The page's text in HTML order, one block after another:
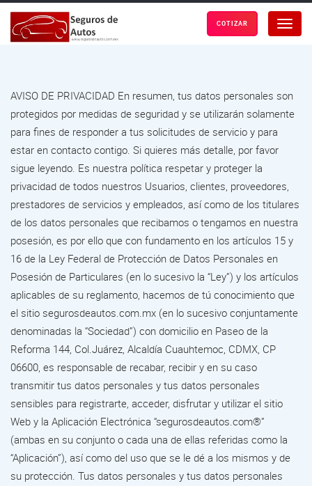
Menu
COTIZAR
AVISO DE PRIVACIDAD En resumen, tus datos personales son
protegidos por medidas de seguridad y se utilizarán solamente
para fines de responder a tus solicitudes de servicio y para
estar en contacto contigo. Si quieres más detalle, por favor
sigue leyendo. Es nuestra política respetar y proteger la
privacidad de todos nuestros Usuarios, clientes, proveedores,
prestadores de servicios y empleados, así como de los titulares
de los datos personales que recibamos o tengamos en nuestra
posesión, es por ello que con fundamento en los artículos 15 y
16 de la Ley Federal de Protección de Datos Personales en
Posesión de Particulares (en lo sucesivo la “Ley”) y los artículos
aplicables de su reglamento, hacemos de tú conocimiento que
el sitio segurosdeautos.com.mx (en lo sucesivo conjuntamente
denominadas la “Sociedad”) con domicilio en Paseo de la
Reforma 144, Col.Juárez, Alcaldía Cuauhtemoc, CDMX, CP
06600, es responsable de recabar, recibir y en su caso
transmitir tus datos personales y tus datos personales
sensibles para registrarte, acceder, disfrutar y utilizar el sitio
Web y la Aplicación Electrónica “segurosdeautos.com®”
(ambas en su conjunto o cada una de ellas referidas como la
“Aplicación”), así como del uso que se le dé a los mismos y de
su protección. Tus datos personales y tus datos personales